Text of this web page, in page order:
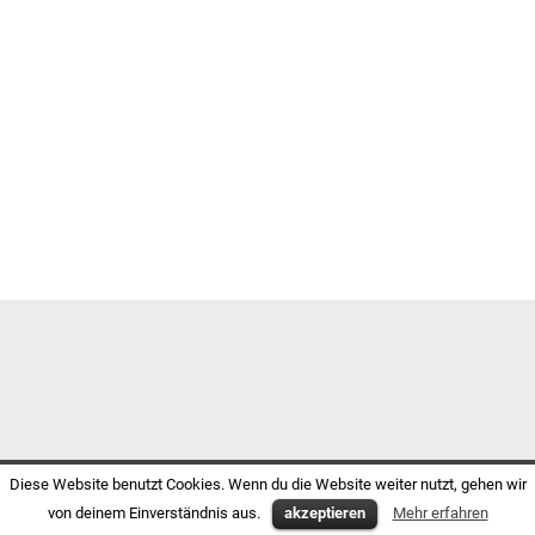
Diese Website benutzt Cookies. Wenn du die Website weiter nutzt, gehen wir
von deinem Einverständnis aus.
akzeptieren Mehr erfahren